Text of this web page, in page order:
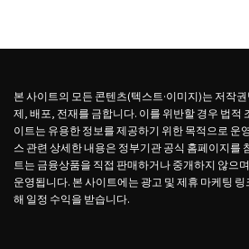
본 사이트의 모든 콘텐츠(텍스트·이미지)는 저작
제, 배포, 전재를 금합니다. 이를 위반할 경우 법적
이트는 유용한 정보를 제공하기 위한 목적으로 운
스 관련 상세한 내용은 정부기관 공식 홈페이지를
트는 금융상품을 직접 판매하거나 중개하지 않으
운영됩니다. 본 사이트에는 광고 및 제휴 마케팅
해 일정 수익을 받습니다.